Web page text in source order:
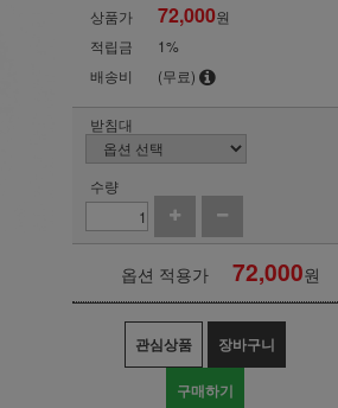
상품가 72,000원
적립금
1%
배송비
(무료)
받침대
수량
옵션 적용가 72,000원
관심상품 장바구니
구매하기